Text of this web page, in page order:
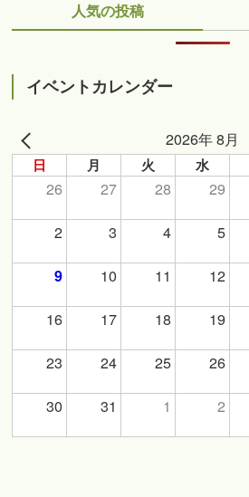
人気の投稿
イベントカレンダー
2026年 8月
日 月 火 水
26 27 28 29
2
3 4 5
9 10 11 12
16
17 18 19
23
24 25 26
30
31 1 2